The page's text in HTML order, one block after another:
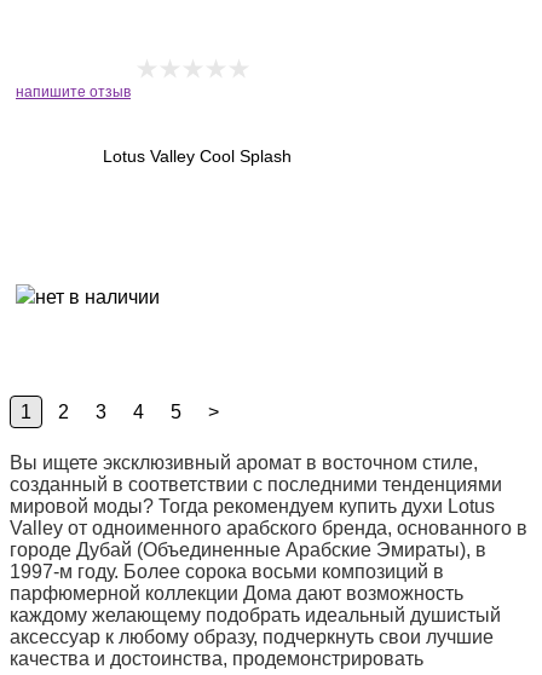
напишите отзыв
Lotus Valley Cool Splash
1 2 3 4 5 >
Вы ищете эксклюзивный аромат в восточном стиле,
созданный в соответствии с последними тенденциями
мировой моды? Тогда рекомендуем купить духи Lotus
Valley от одноименного арабского бренда, основанного в
городе Дубай (Объединенные Арабские Эмираты), в
1997-м году. Более сорока восьми композиций в
парфюмерной коллекции Дома дают возможность
каждому желающему подобрать идеальный душистый
аксессуар к любому образу, подчеркнуть свои лучшие
качества и достоинства, продемонстрировать